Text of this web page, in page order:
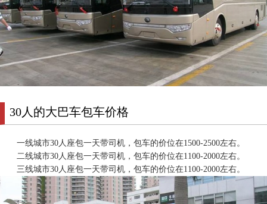
30人的大巴车包车价格
一线城市30人座包一天带司机，包车的价位在1500-2500左右。
二线城市30人座包一天带司机，包车的价位在1100-2000左右。
三线城市30人座包一天带司机，包车的价位在1100-2000左右。